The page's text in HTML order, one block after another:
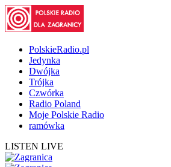
PolskieRadio.pl
Jedynka
Dwójka
Trójka
Czwórka
Radio Poland
Moje Polskie Radio
ramówka
LISTEN LIVE